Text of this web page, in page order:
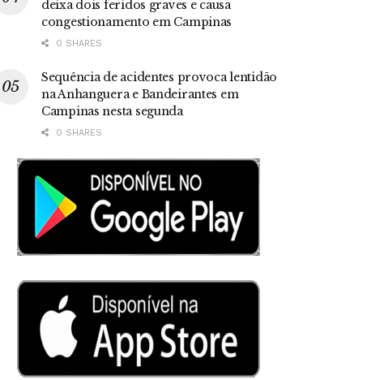
deixa dois feridos graves e causa
congestionamento em Campinas
0 SHARES
Sequência de acidentes provoca lentidão
na Anhanguera e Bandeirantes em
Campinas nesta segunda
0 SHARES